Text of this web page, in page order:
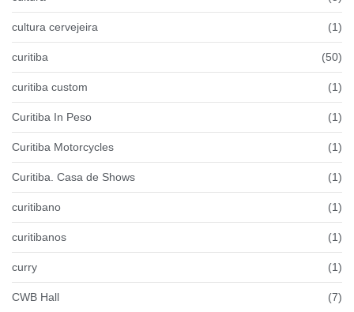
cultura cervejeira (1)
curitiba (50)
curitiba custom (1)
Curitiba In Peso (1)
Curitiba Motorcycles (1)
Curitiba. Casa de Shows (1)
curitibano (1)
curitibanos (1)
curry (1)
CWB Hall (7)